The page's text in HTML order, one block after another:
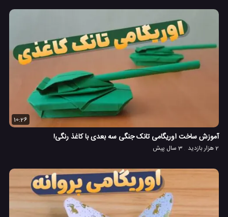
10:26
آموزش ساخت اوریگامی تانک جنگی سه بعدی با کاغذ رنگی!
2 هزار بازدید 3 سال پیش